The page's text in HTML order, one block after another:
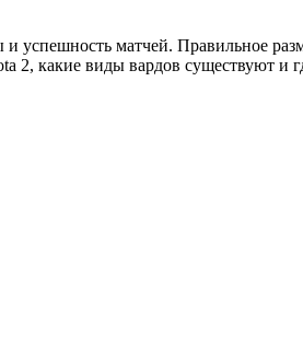
успешность матчей. Правильное
2, какие виды вардов существуют и